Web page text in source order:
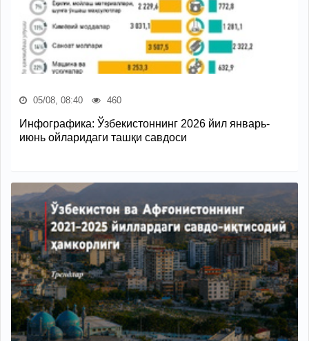
05/08, 08:40 460
Инфографика: Ўзбекистоннинг 2026 йил январь-
июнь ойларидаги ташқи савдоси